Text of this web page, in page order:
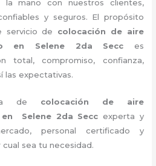
la mano con nuestros clientes,
y seguros. El propósito
servicio de colocación de aire
en Selene 2da Secc
es
total, compromiso, confianza,
las expectativas.
de colocación de aire
en Selene 2da Secc experta y
personal certificado y
sea tu necesidad.